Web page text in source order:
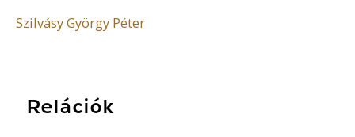
Szilvásy György Péter
Relációk